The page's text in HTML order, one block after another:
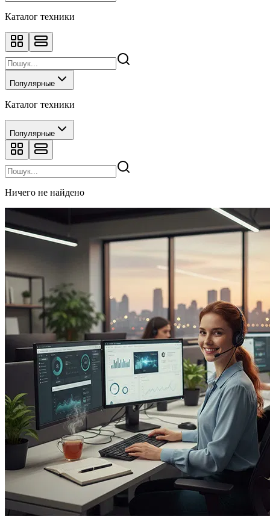
Каталог техники
Популярные
Каталог техники
Популярные
Ничего не найдено